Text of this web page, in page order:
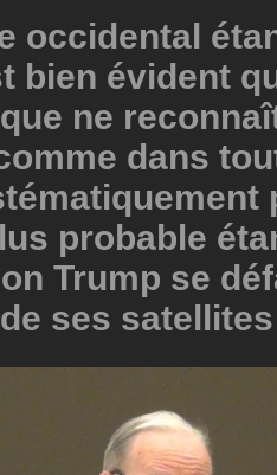
occidental
bien évident
ne
dans
probable
Trump se
ses